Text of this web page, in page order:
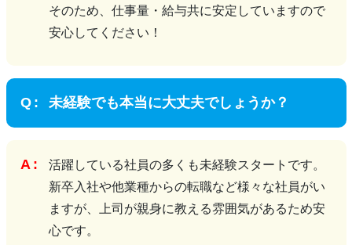
そのため、仕事量・給与共に安定していますので
安心してください！
未経験でも本当に大丈夫でしょうか？
活躍している社員の多くも未経験スタートです。
新卒入社や他業種からの転職など様々な社員がい
ますが、上司が親身に教える雰囲気があるため安
心です。